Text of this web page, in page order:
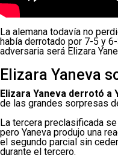
La alemana todavía no
había derrotado por 7-5 y
adversaria será Elizara
Elizara Yaneva
Elizara Yaneva derrotó a
de las grandes sorpresas
La tercera preclasificada
pero Yaneva produjo una
el segundo parcial sin
durante el tercero.